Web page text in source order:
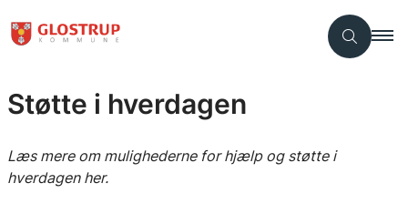
Støtte i hverdagen
Læs mere om mulighederne for hjælp og støtte i
hverdagen her.